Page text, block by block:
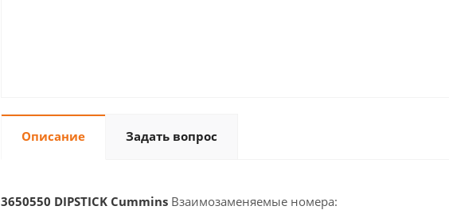
Описание Задать вопрос
3650550 DIPSTICK Cummins Взаимозаменяемые номера: